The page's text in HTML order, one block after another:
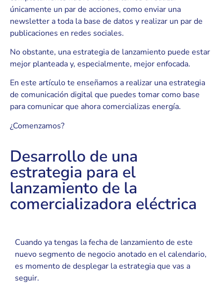
únicamente un par de acciones, como enviar una
newsletter a toda la base de datos y realizar un par de
publicaciones en redes sociales.
No obstante, una estrategia de lanzamiento puede estar
mejor planteada y, especialmente, mejor enfocada.
En este artículo te enseñamos a realizar una estrategia
de comunicación digital que puedes tomar como base
para comunicar que ahora comercializas energía.
¿Comenzamos?
Desarrollo de una
estrategia para el
lanzamiento de la
comercializadora eléctrica
Cuando ya tengas la fecha de lanzamiento de este
nuevo segmento de negocio anotado en el calendario,
es momento de desplegar la estrategia que vas a
seguir.